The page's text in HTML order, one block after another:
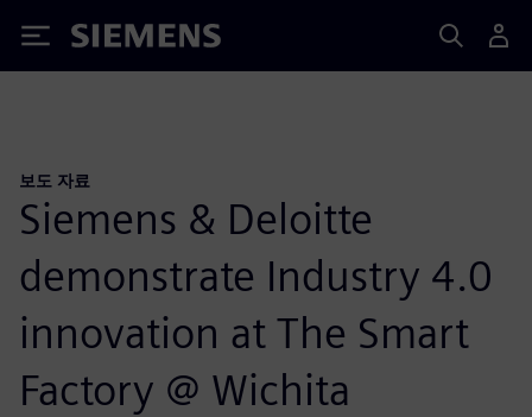
Siemens
보도 자료
Siemens & Deloitte
demonstrate Industry 4.0
innovation at The Smart
Factory @ Wichita